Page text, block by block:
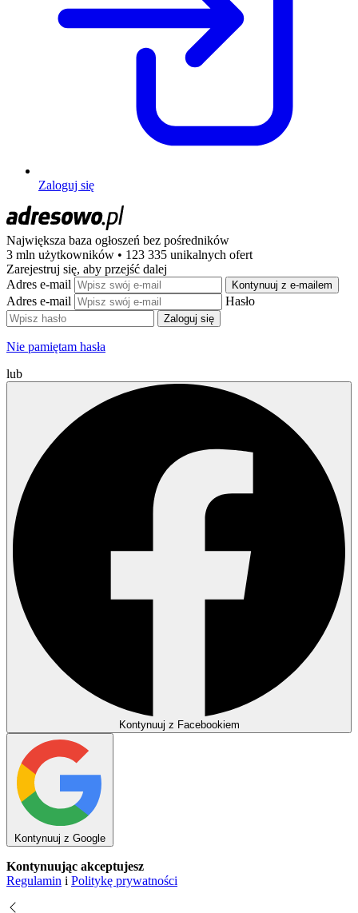
Zaloguj się
Największa baza ogłoszeń bez pośredników
3 mln użytkowników • 123 335 unikalnych ofert
Zarejestruj się, aby przejść dalej
Adres e-mail
Kontynuuj z e-mailem
Adres e-mail Hasło
Zaloguj się
Nie pamiętam hasła
lub
Kontynuuj z Facebookiem
Kontynuuj z Google
Kontynuując akceptujesz
Regulamin i Politykę prywatności